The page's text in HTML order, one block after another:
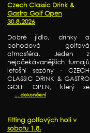
Czech Classic Drink &
Gastro Golf Open
30.8.2026
Dobré jídlo, drinky a
pohodová golfová
atmosféra. Jeden z
nejočekávanějších turnajů
letošní sezóny - CZECH
CLASSIC DRINK & GASTRO
GOLF OPEN, který se
... dokončení
Fitting golfových holí v
sobotu 1.8.